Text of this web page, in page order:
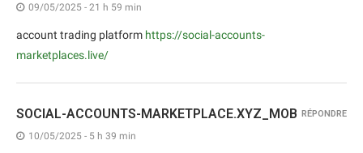
09/05/2025 - 21 h 59 min
account trading platform https://social-accounts-
marketplaces.live/
SOCIAL-ACCOUNTS-MARKETPLACE.XYZ_MOB
10/05/2025 - 5 h 39 min
RÉPONDRE